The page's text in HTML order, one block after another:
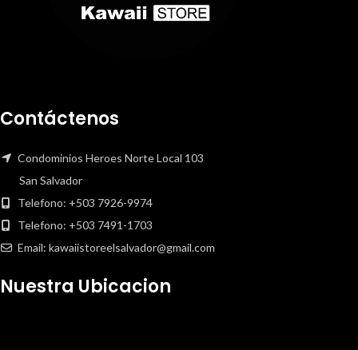
Contáctenos
Condominios Heroes Norte Local 103
San Salvador
Telefono: +503 7926-9974
Telefono: +503 7491-1703
Email: kawaiistoreelsalvador@gmail.com
Nuestra Ubicacion